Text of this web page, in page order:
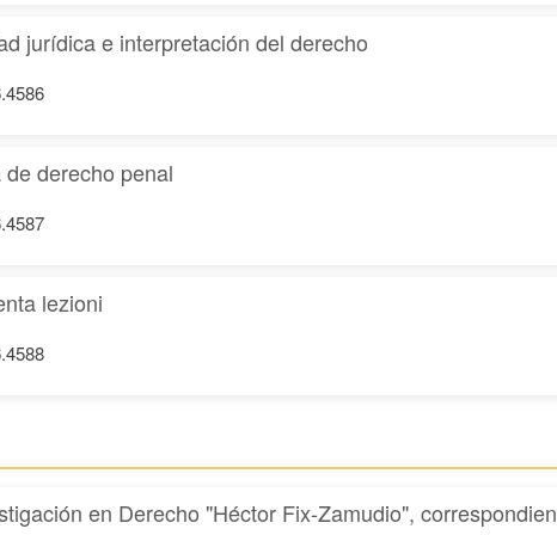
jurídica e interpretación del derecho
derecho penal
lezioni
en Derecho "Héctor Fix-Zamudio",